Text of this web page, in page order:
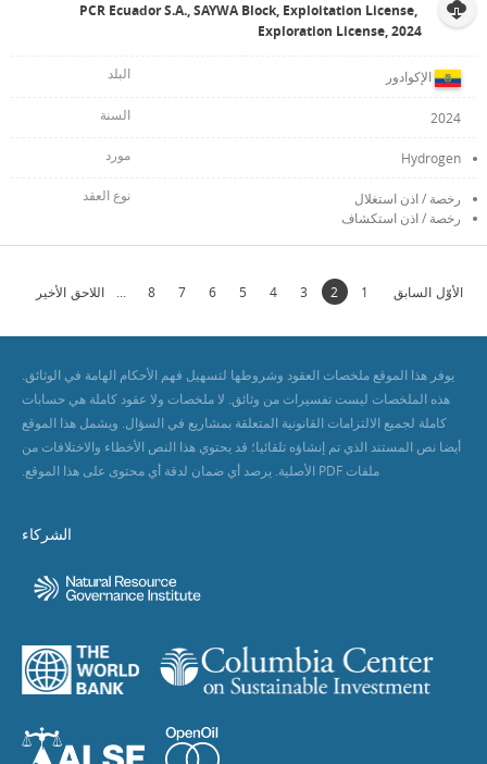
PCR Ecuador S.A., SAYWA Block, Exploitation License,
Exploration License, 2024
الإكوادور
2024
Hydrogen
رخصة / اذن استغلال
رخصة / اذن استكشاف
الأوّل السابق 1
2
3
4
5
6
7
8 اللاحق الأخير
يوفر هذا الموقع ملخصات العقود وشروطها لتسهيل فهم الأحكام الهامة في الوثائق.
هذه الملخصات ليست تفسيرات من وثائق. لا ملخصات ولا عقود كاملة هي حسابات
كاملة لجميع الالتزامات القانونية المتعلقة بمشاريع في السؤال. ويشمل هذا الموقع
أيضا نص المستند الذي تم إنشاؤه تلقائيا؛ قد يحتوي هذا النص الأخطاء والاختلافات من
ملفات PDF الأصلية. يرصد أي ضمان لدقة أي محتوى على هذا الموقع.
الشركاء